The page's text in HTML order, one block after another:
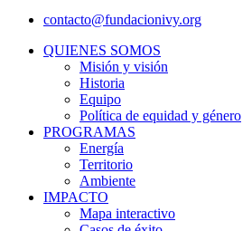
contacto@fundacionivy.org
QUIENES SOMOS
Misión y visión
Historia
Equipo
Política de equidad y género
PROGRAMAS
Energía
Territorio
Ambiente
IMPACTO
Mapa interactivo